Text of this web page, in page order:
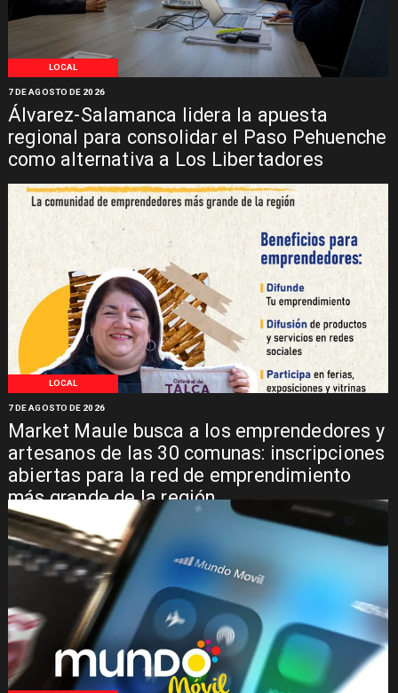
LOCAL
Álvarez-Salamanca lidera la apuesta
regional para consolidar el Paso Pehuenche
como alternativa a Los Libertadores
7 DE AGOSTO DE 2026
LOCAL
Market Maule busca a los emprendedores y
artesanos de las 30 comunas: inscripciones
abiertas para la red de emprendimiento
más grande de la región
7 DE AGOSTO DE 2026